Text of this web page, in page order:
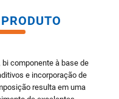
componente à base de
e incorporação de
resulta em uma